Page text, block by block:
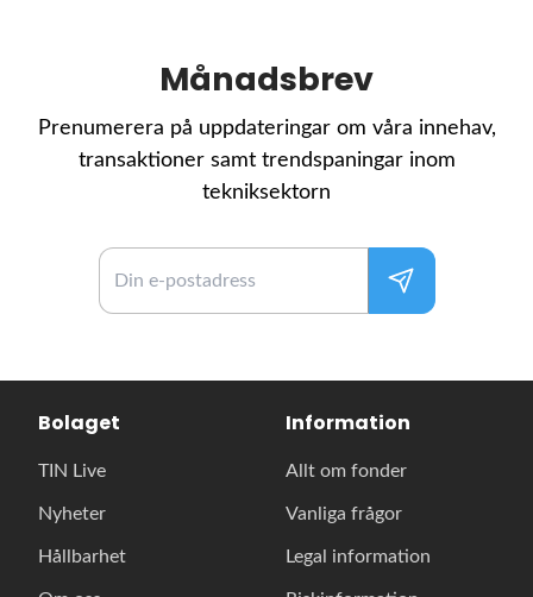
Månadsbrev
Prenumerera på uppdateringar om våra innehav,
transaktioner samt trendspaningar inom
tekniksektorn
Bolaget
TIN Live
Nyheter
Hållbarhet
Information
Allt om fonder
Vanliga frågor
Legal information